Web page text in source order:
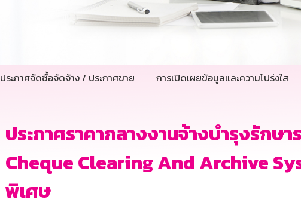
ประกาศจัดซื้อจัดจ้าง / ประกาศขาย การเปิดเผยข้อมูลและความโปร่งใส
ประกาศราคากลางงานจ้างบำรุงรักษ
Cheque Clearing And Archive
พิเศษ